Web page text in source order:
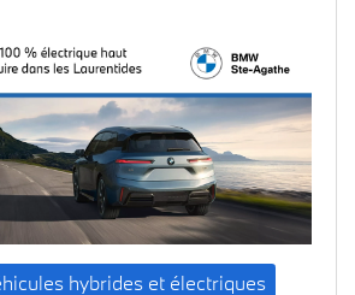
hybrides et électriques